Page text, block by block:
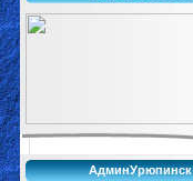
АдминУрюпинск